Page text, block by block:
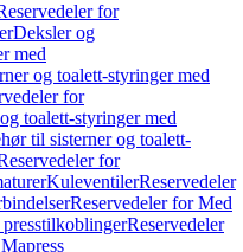
for
Deksler og
med
og toalett-styringer med
for
toalett-styringer med
til sisterner og toalett-
for
KuleventilerReservedeler
Reservedeler for Med
Reservedeler